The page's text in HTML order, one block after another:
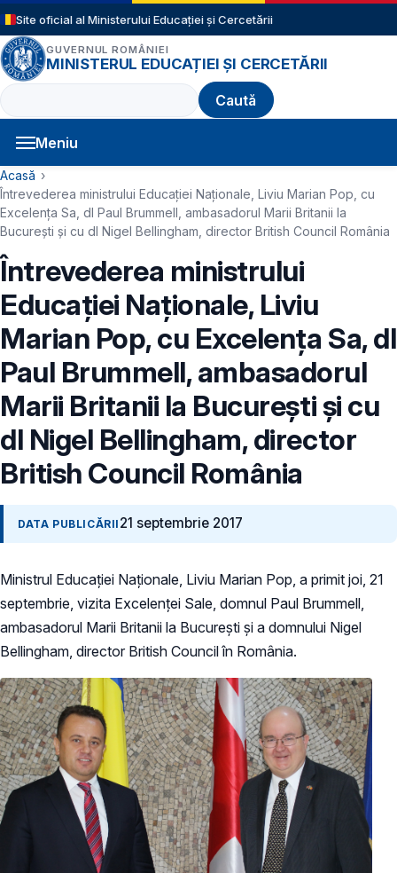
Sari la conținutul principal
Site oficial al Ministerului Educației și Cercetării
GUVERNUL ROMÂNIEI
MINISTERUL EDUCAȚIEI ȘI CERCETĂRII
Caută
Meniu
Navigație principală
Cale de navigare
Acasă
Întrevederea ministrului Educației Naționale, Liviu Marian Pop, cu
Excelența Sa, dl Paul Brummell, ambasadorul Marii Britanii la
București și cu dl Nigel Bellingham, director British Council România
Întrevederea ministrului
Educației Naționale, Liviu
Marian Pop, cu Excelența Sa, dl
Paul Brummell, ambasadorul
Marii Britanii la București și cu
dl Nigel Bellingham, director
British Council România
DATA PUBLICĂRII 21 septembrie 2017
Ministrul Educației Naționale, Liviu Marian Pop, a primit joi, 21
septembrie, vizita Excelenței Sale, domnul Paul Brummell,
ambasadorul Marii Britanii la București și a domnului Nigel
Bellingham, director British Council în România.